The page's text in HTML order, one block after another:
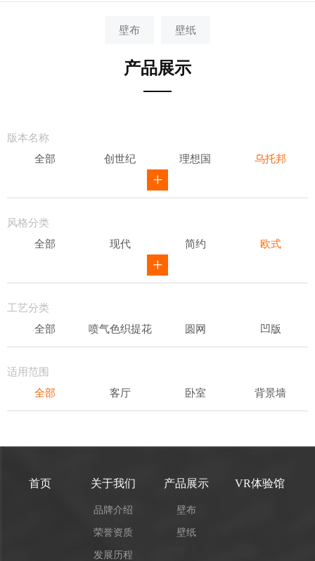
壁布 壁纸
产品展示
版本名称
全部
创世纪 理想国 乌托邦
风格分类
全部
现代 简约 欧式
工艺分类
全部
喷气色织提花 圆网 凹版
适用范围
全部
客厅 卧室 背景墙
首页 关于我们
品牌介绍
荣誉资质
发展历程
产品展示
壁布
壁纸
VR体验馆